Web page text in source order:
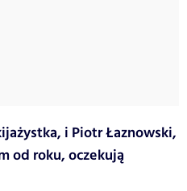
i Piotr Łaznowski,
od roku, oczekują